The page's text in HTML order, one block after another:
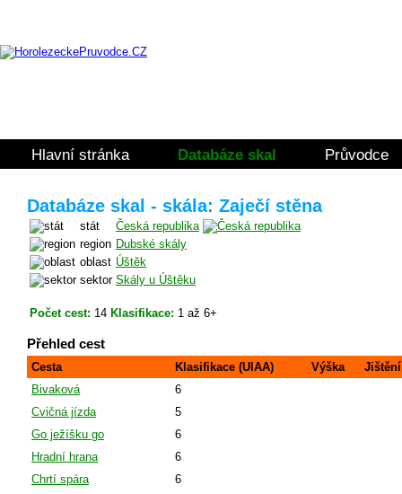
Hlavní stránka Databáze skal Průvodce
Databáze skal - skála: Zaječí stěna
stát
Česká republika
region Dubské skály
oblast Úštěk
sektor Skály u Úštěku
Počet cest: 14 Klasifikace: 1 až 6+
Přehled cest
Cesta Klasifikace (UIAA) Výška
Jištění
Bivaková
6
Cvičná jízda
5
Go ježíšku go
6
Hradní hrana
6
Chrtí spára
6